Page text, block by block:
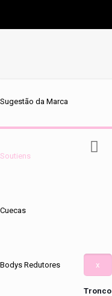
Sugestão da Marca
Soutiens
Cuecas
Bodys Redutores x
Tronco